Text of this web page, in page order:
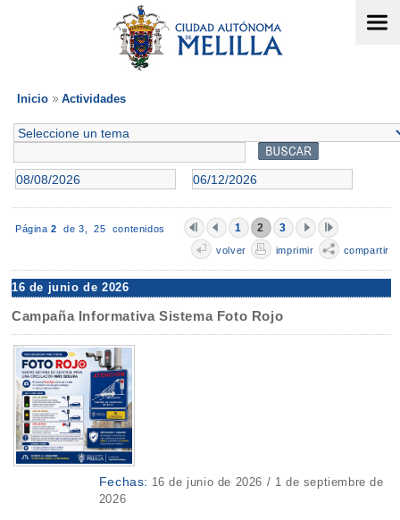
Inicio Actividades
Página 2 de 3,25 contenidos 1 2 3
volver imprimir compartir
16 de junio de 2026
Campaña Informativa Sistema Foto Rojo
Fechas: 16 de junio de 2026 / 1 de septiembre de
2026